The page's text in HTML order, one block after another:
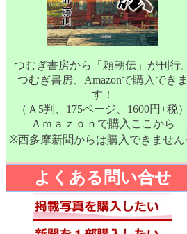
つむぎ書房から「頼朝伝」が刊行。
つむぎ書房、Amazonで購入できま
す！
（Ａ5判、175ページ、1600円+税）
Ａｍａｚｏｎで購入ここから
※西多摩新聞からは購入できませ
よくある問い合せ